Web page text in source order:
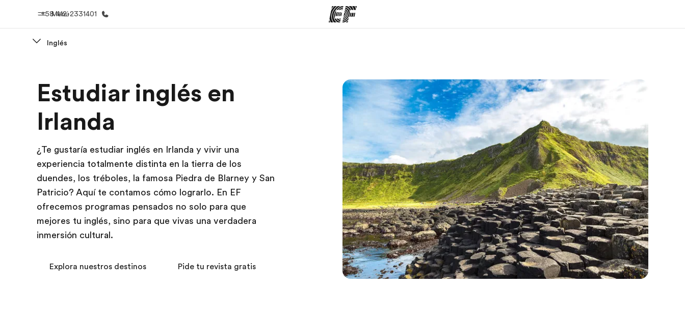
Menú
+58 412-2331401
Bienvenido a EF Ver todo lo que hacemos Encuentra una oficina Quiénes somos Únete al equipo
Inglés
Estudiar inglés en
Irlanda
¿Te gustaría estudiar inglés en Irlanda y vivir una
experiencia totalmente distinta en la tierra de los
duendes, los tréboles, la famosa Piedra de Blarney y San
Patricio? Aquí te contamos cómo lograrlo. En EF
ofrecemos programas pensados no solo para que
mejores tu inglés, sino para que vivas una verdadera
inmersión cultural.
Explora nuestros destinos Pide tu revista gratis